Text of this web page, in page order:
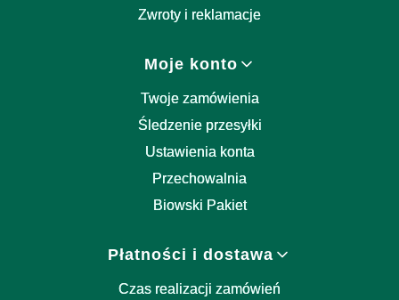
Zwroty i reklamacje
Moje konto
Twoje zamówienia
Śledzenie przesyłki
Ustawienia konta
Przechowalnia
Biowski Pakiet
Płatności i dostawa
Czas realizacji zamówień